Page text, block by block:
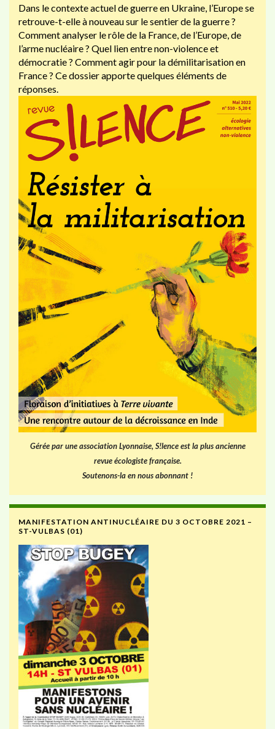
Dans le contexte actuel de guerre en Ukraine, l’Europe se
retrouve-t-elle à nouveau sur le sentier de la guerre ?
Comment analyser le rôle de la France, de l’Europe, de
l’arme nucléaire ? Quel lien entre non-violence et
démocratie ? Comment agir pour la démilitarisation en
France ? Ce dossier apporte quelques éléments de
réponses.
Gérée par une association Lyonnaise, S!lence est la plus ancienne
revue écologiste française.
Soutenons-la en nous abonnant !
MANIFESTATION ANTINUCLÉAIRE DU 3 OCTOBRE 2021 –
ST-VULBAS (01)